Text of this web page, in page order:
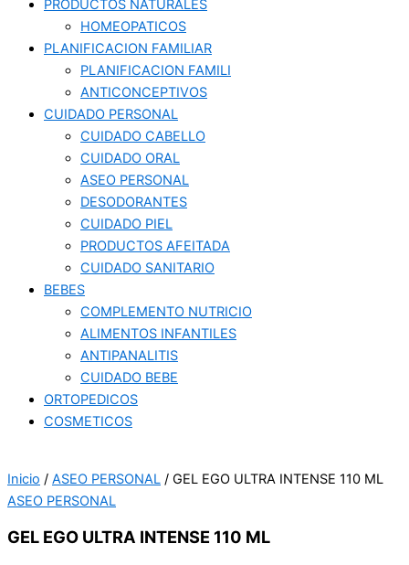
PRODUCTOS NATURALES
HOMEOPATICOS
PLANIFICACION FAMILIAR
PLANIFICACION FAMILI
ANTICONCEPTIVOS
CUIDADO PERSONAL
CUIDADO CABELLO
CUIDADO ORAL
ASEO PERSONAL
DESODORANTES
CUIDADO PIEL
PRODUCTOS AFEITADA
CUIDADO SANITARIO
BEBES
COMPLEMENTO NUTRICIO
ALIMENTOS INFANTILES
ANTIPANALITIS
CUIDADO BEBE
ORTOPEDICOS
COSMETICOS
Inicio / ASEO PERSONAL / GEL EGO ULTRA INTENSE 110 ML
ASEO PERSONAL
GEL EGO ULTRA INTENSE 110 ML